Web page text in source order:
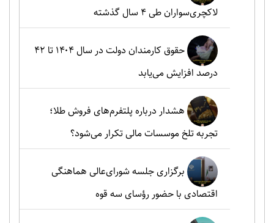
لاکچری‌سواران طی ۴ سال گذشته
حقوق کارمندان دولت در سال ۱۴۰۴ تا ۴۲
درصد افزایش می‌یابد
هشدار درباره پلتفرم‌های فروش طلا؛
تجربه تلخ موسسات مالی تکرار می‌شود؟
برگزاری جلسه شورای‌عالی هماهنگی
اقتصادی با حضور رؤسای سه قوه